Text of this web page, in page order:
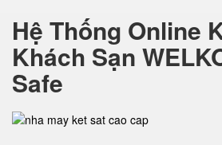
Hệ Thống Online
Khách Sạn
Safe